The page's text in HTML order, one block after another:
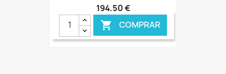
194,50 €
 COMPRAR